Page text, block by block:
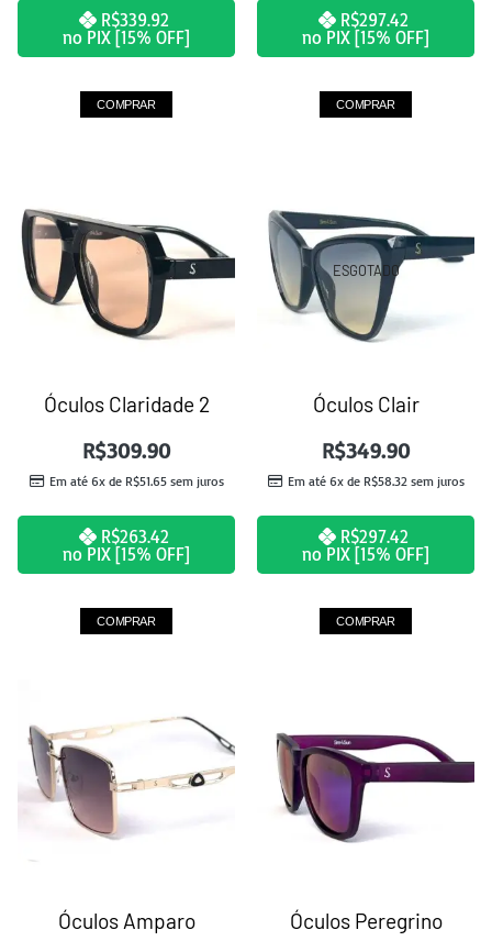
R$339.92
no PIX [15% OFF]
COMPRAR
R$297.42
no PIX [15% OFF]
COMPRAR
Óculos Claridade 2
R$309.90
Em até 6x de R$51.65sem juros
R$263.42
no PIX [15% OFF]
COMPRAR
ESGOTADO
Óculos Clair
R$349.90
Em até 6x de R$58.32sem juros
R$297.42
no PIX [15% OFF]
COMPRAR
Óculos Amparo Óculos Peregrino